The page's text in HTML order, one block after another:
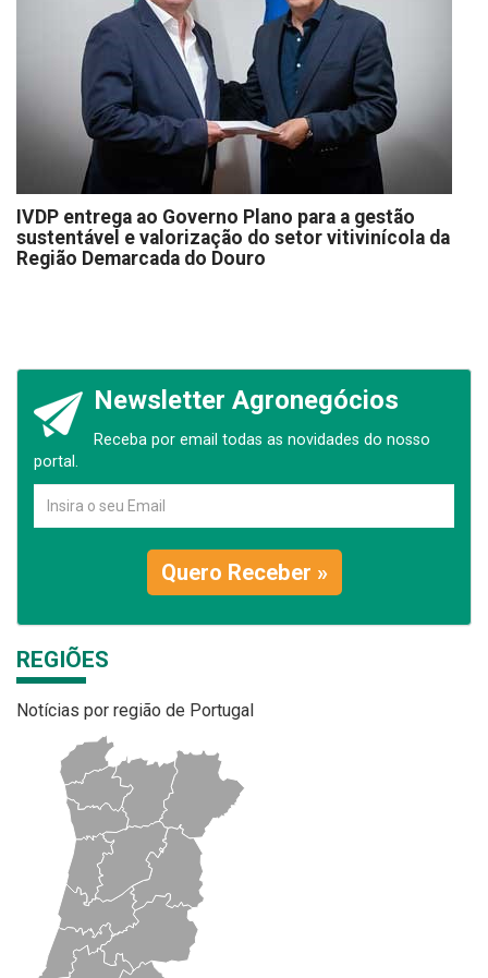
IVDP entrega ao Governo Plano para a gestão
sustentável e valorização do setor vitivinícola da
Região Demarcada do Douro
Newsletter Agronegócios
Receba por email todas as novidades do nosso
portal.
Quero Receber »
REGIÕES
Notícias por região de Portugal